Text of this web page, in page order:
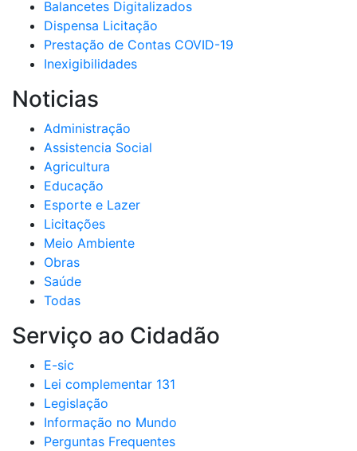
Balancetes Digitalizados
Dispensa Licitação
Prestação de Contas COVID-19
Inexigibilidades
Noticias
Administração
Assistencia Social
Agricultura
Educação
Esporte e Lazer
Licitações
Meio Ambiente
Obras
Saúde
Todas
Serviço ao Cidadão
E-sic
Lei complementar 131
Legislação
Informação no Mundo
Perguntas Frequentes